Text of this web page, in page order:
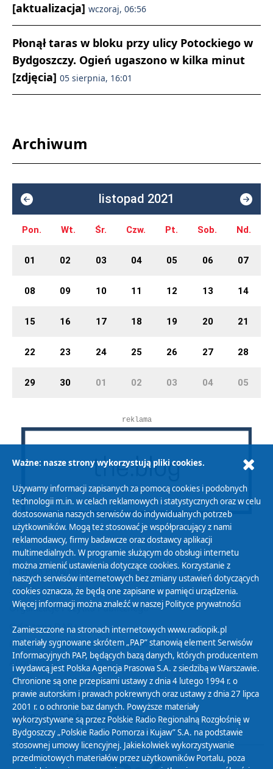
[aktualizacja] wczoraj, 06:56
Płonął taras w bloku przy ulicy Potockiego w
Bydgoszczy. Ogień ugaszono w kilka minut
[zdjęcia] 05 sierpnia, 16:01
Archiwum
listopad 2021
Pon. Wt. Śr. Czw. Pt. Sob. Nd.
01 02 03 04 05 06 07
08 09 10 11 12 13 14
15 16 17 18 19 20 21
22 23 24 25 26 27 28
29 30 01 02 03 04 05
reklama
Polityka Prywatności
Zasady korzystania z Serwisu
Organizacje Pożytku Publicznego
Cyfryzacja DAB+
Polityka ochrony danych osobowych
Abonament
Zamówienia publiczne
Biuletyn Informacji Publicznej
Ważne: nasze strony wykorzystują pliki cookies.
Używamy informacji zapisanych za pomocą cookies i podobnych
technologii m.in. w celach reklamowych i statystycznych oraz w celu
dostosowania naszych serwisów do indywidualnych potrzeb
użytkowników. Mogą też stosować je współpracujący z nami
reklamodawcy, firmy badawcze oraz dostawcy aplikacji
multimedialnych. W programie służącym do obsługi internetu
można zmienić ustawienia dotyczące cookies. Korzystanie z
naszych serwisów internetowych bez zmiany ustawień dotyczących
cookies oznacza, że będą one zapisane w pamięci urządzenia.
Więcej informacji można znaleźć w naszej Polityce prywatności
Zamieszczone na stronach internetowych www.radiopik.pl
materiały sygnowane skrótem „PAP” stanowią element Serwisów
Informacyjnych PAP, będących bazą danych, których producentem
i wydawcą jest Polska Agencja Prasowa S.A. z siedzibą w Warszawie.
Chronione są one przepisami ustawy z dnia 4 lutego 1994 r. o
prawie autorskim i prawach pokrewnych oraz ustawy z dnia 27 lipca
2001 r. o ochronie baz danych. Powyższe materiały
wykorzystywane są przez Polskie Radio Regionalną Rozgłośnię w
Bydgoszczy „Polskie Radio Pomorza i Kujaw” S.A. na podstawie
stosownej umowy licencyjnej. Jakiekolwiek wykorzystywanie
przedmiotowych materiałów przez użytkowników Portalu, poza